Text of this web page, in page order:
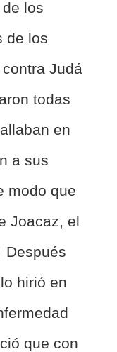
los
de los
Judá
todas
en
a sus
modo que
Joacaz, el
Después
hirió en
que con